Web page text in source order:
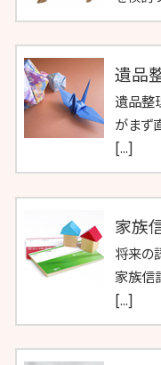
遺品
遺品整
がまず
[...]
家族
将来の
家族信
[...]